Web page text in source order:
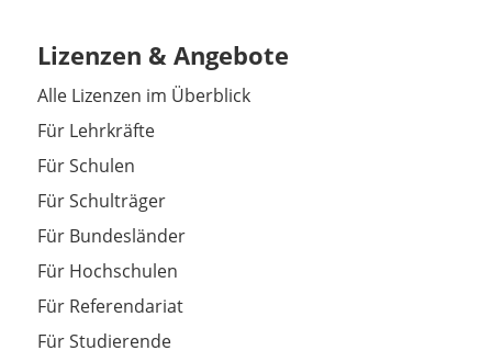
Lizenzen & Angebote
Alle Lizenzen im Überblick
Für Lehrkräfte
Für Schulen
Für Schulträger
Für Bundesländer
Für Hochschulen
Für Referendariat
Für Studierende